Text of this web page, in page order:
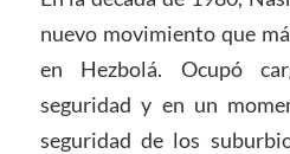
nuevo movimiento que
en Hezbolá. Ocupó
seguridad y en un
seguridad de los